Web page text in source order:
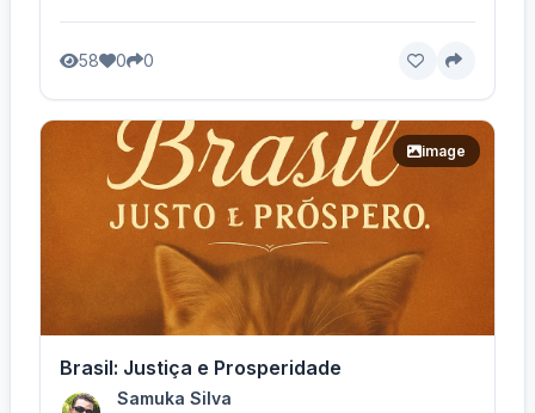
58 0 0
image
Brasil: Justiça e Prosperidade
Samuka Silva